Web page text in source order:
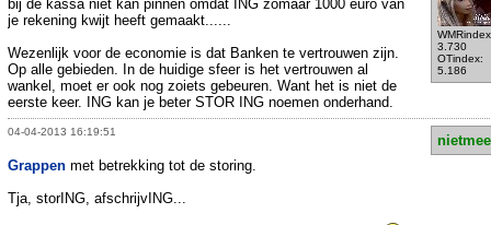
3.730
OTindex:
5.186
bij de kassa niet kan pinnen omdat ING zomaar 1000 euro van
je rekening kwijt heeft gemaakt......
Wezenlijk voor de economie is dat Banken te vertrouwen zijn.
Op alle gebieden. In de huidige sfeer is het vertrouwen al
wankel, moet er ook nog zoiets gebeuren. Want het is niet de
eerste keer. ING kan je beter STOR ING noemen onderhand.
04-04-2013 16:19:51
Grappen met betrekking tot de storing.
Tja, storING, afschrijvING...